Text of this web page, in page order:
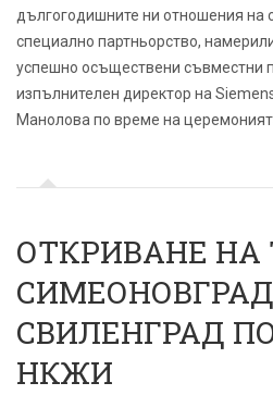
дългогодишните ни отношения на
специално партньорство,
успешно осъществени съвместни
изпълнителен директор на
Манолова по време на
ОТКРИВАНЕ НА
СВИЛЕНГРАД
НКЖИ